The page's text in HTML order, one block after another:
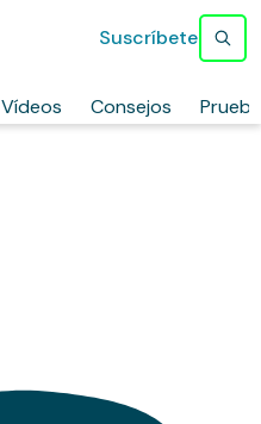
Vídeos Consejos
Suscríbete